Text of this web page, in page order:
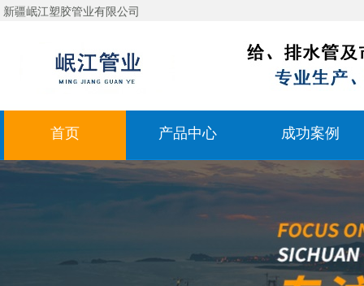
新疆岷江塑胶管业有限公司
首页 产品中心 成功案例